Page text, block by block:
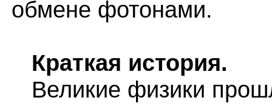
обмене фотонами.
Краткая история.
Великие физики